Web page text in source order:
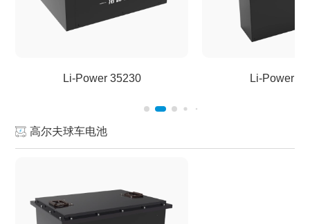
Li-Power 35230 Li-Power
高尔夫球车电池